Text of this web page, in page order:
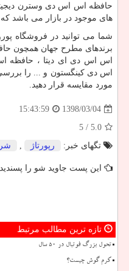
حافظه اس اس دی وسترن
های موجود در بازار می باشد که
شما می توانید در فروشگاه
برندهای مطرح جهان همچون
اس اس دی ای دیتا ،
اس دی کینگستون و ... را
مورد مقایسه قرار دهید.
1398/03/04
15:43:59
5.0
/ 5
تگهای خبر:
رپورتاژ ,
این پست جاوید شو را
تازه ترین مطالب مرتبط
تحول بزرگ فوتبال در ۵۰ سال
کرم گوش چیست؟